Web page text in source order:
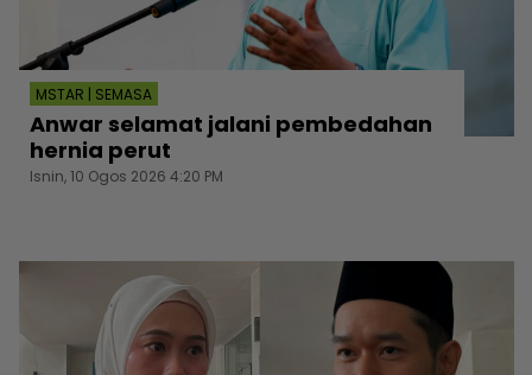
MSTAR | SEMASA
Anwar selamat jalani pembedahan
hernia perut
Isnin, 10 Ogos 2026 4:20 PM